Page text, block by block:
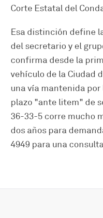
Corte Estatal del
Esa distinción define
del secretario y el
confirma desde la
vehículo de la Ciudad
una vía mantenida
plazo "ante litem" de
36-33-5 corre mucho
dos años para
4949 para una